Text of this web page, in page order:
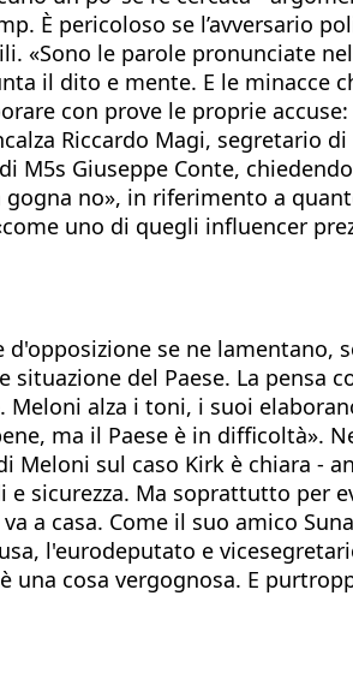
È pericoloso se l’avversario
«Sono le parole pronunciate
il dito e mente. E le minacce
con prove le proprie accuse:
Riccardo Magi, segretario di
M5s Giuseppe Conte,
no», in riferimento a
uno di quegli influencer
se ne lamentano,
del Paese. La pensa
alza i toni, i suoi
ma il Paese è in difficoltà».
Meloni sul caso Kirk è chiara -
sicurezza. Ma soprattutto per
a casa. Come il suo amico
l'eurodeputato e
una cosa vergognosa. E